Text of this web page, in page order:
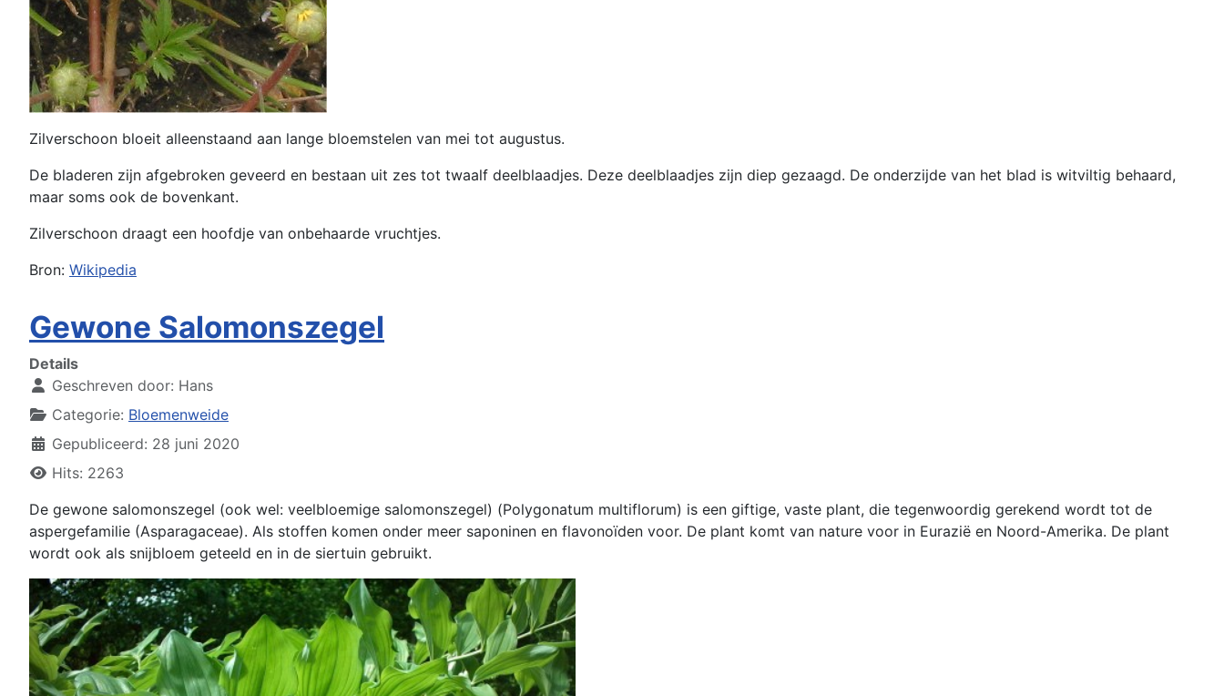
Zilverschoon bloeit alleenstaand aan lange bloemstelen van mei tot augustus.
De bladeren zijn afgebroken geveerd en bestaan uit zes tot twaalf deelblaadjes. Deze deelblaadjes zijn diep gezaagd. De onderzijde van het blad is witviltig behaard,
maar soms ook de bovenkant.
Zilverschoon draagt een hoofdje van onbehaarde vruchtjes.
Bron: Wikipedia
Gewone Salomonszegel
Details
Geschreven door: Hans
Categorie: Bloemenweide
Gepubliceerd: 28 juni 2020
Hits: 2263
De gewone salomonszegel (ook wel: veelbloemige salomonszegel) (Polygonatum multiflorum) is een giftige, vaste plant, die tegenwoordig gerekend wordt tot de
aspergefamilie (Asparagaceae). Als stoffen komen onder meer saponinen en flavonoïden voor. De plant komt van nature voor in Eurazië en Noord-Amerika. De plant
wordt ook als snijbloem geteeld en in de siertuin gebruikt.